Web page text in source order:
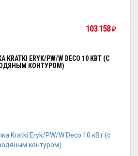
103 158₽
ERYK/PW/W DECO 10 КВТ (С
КОНТУРОМ)